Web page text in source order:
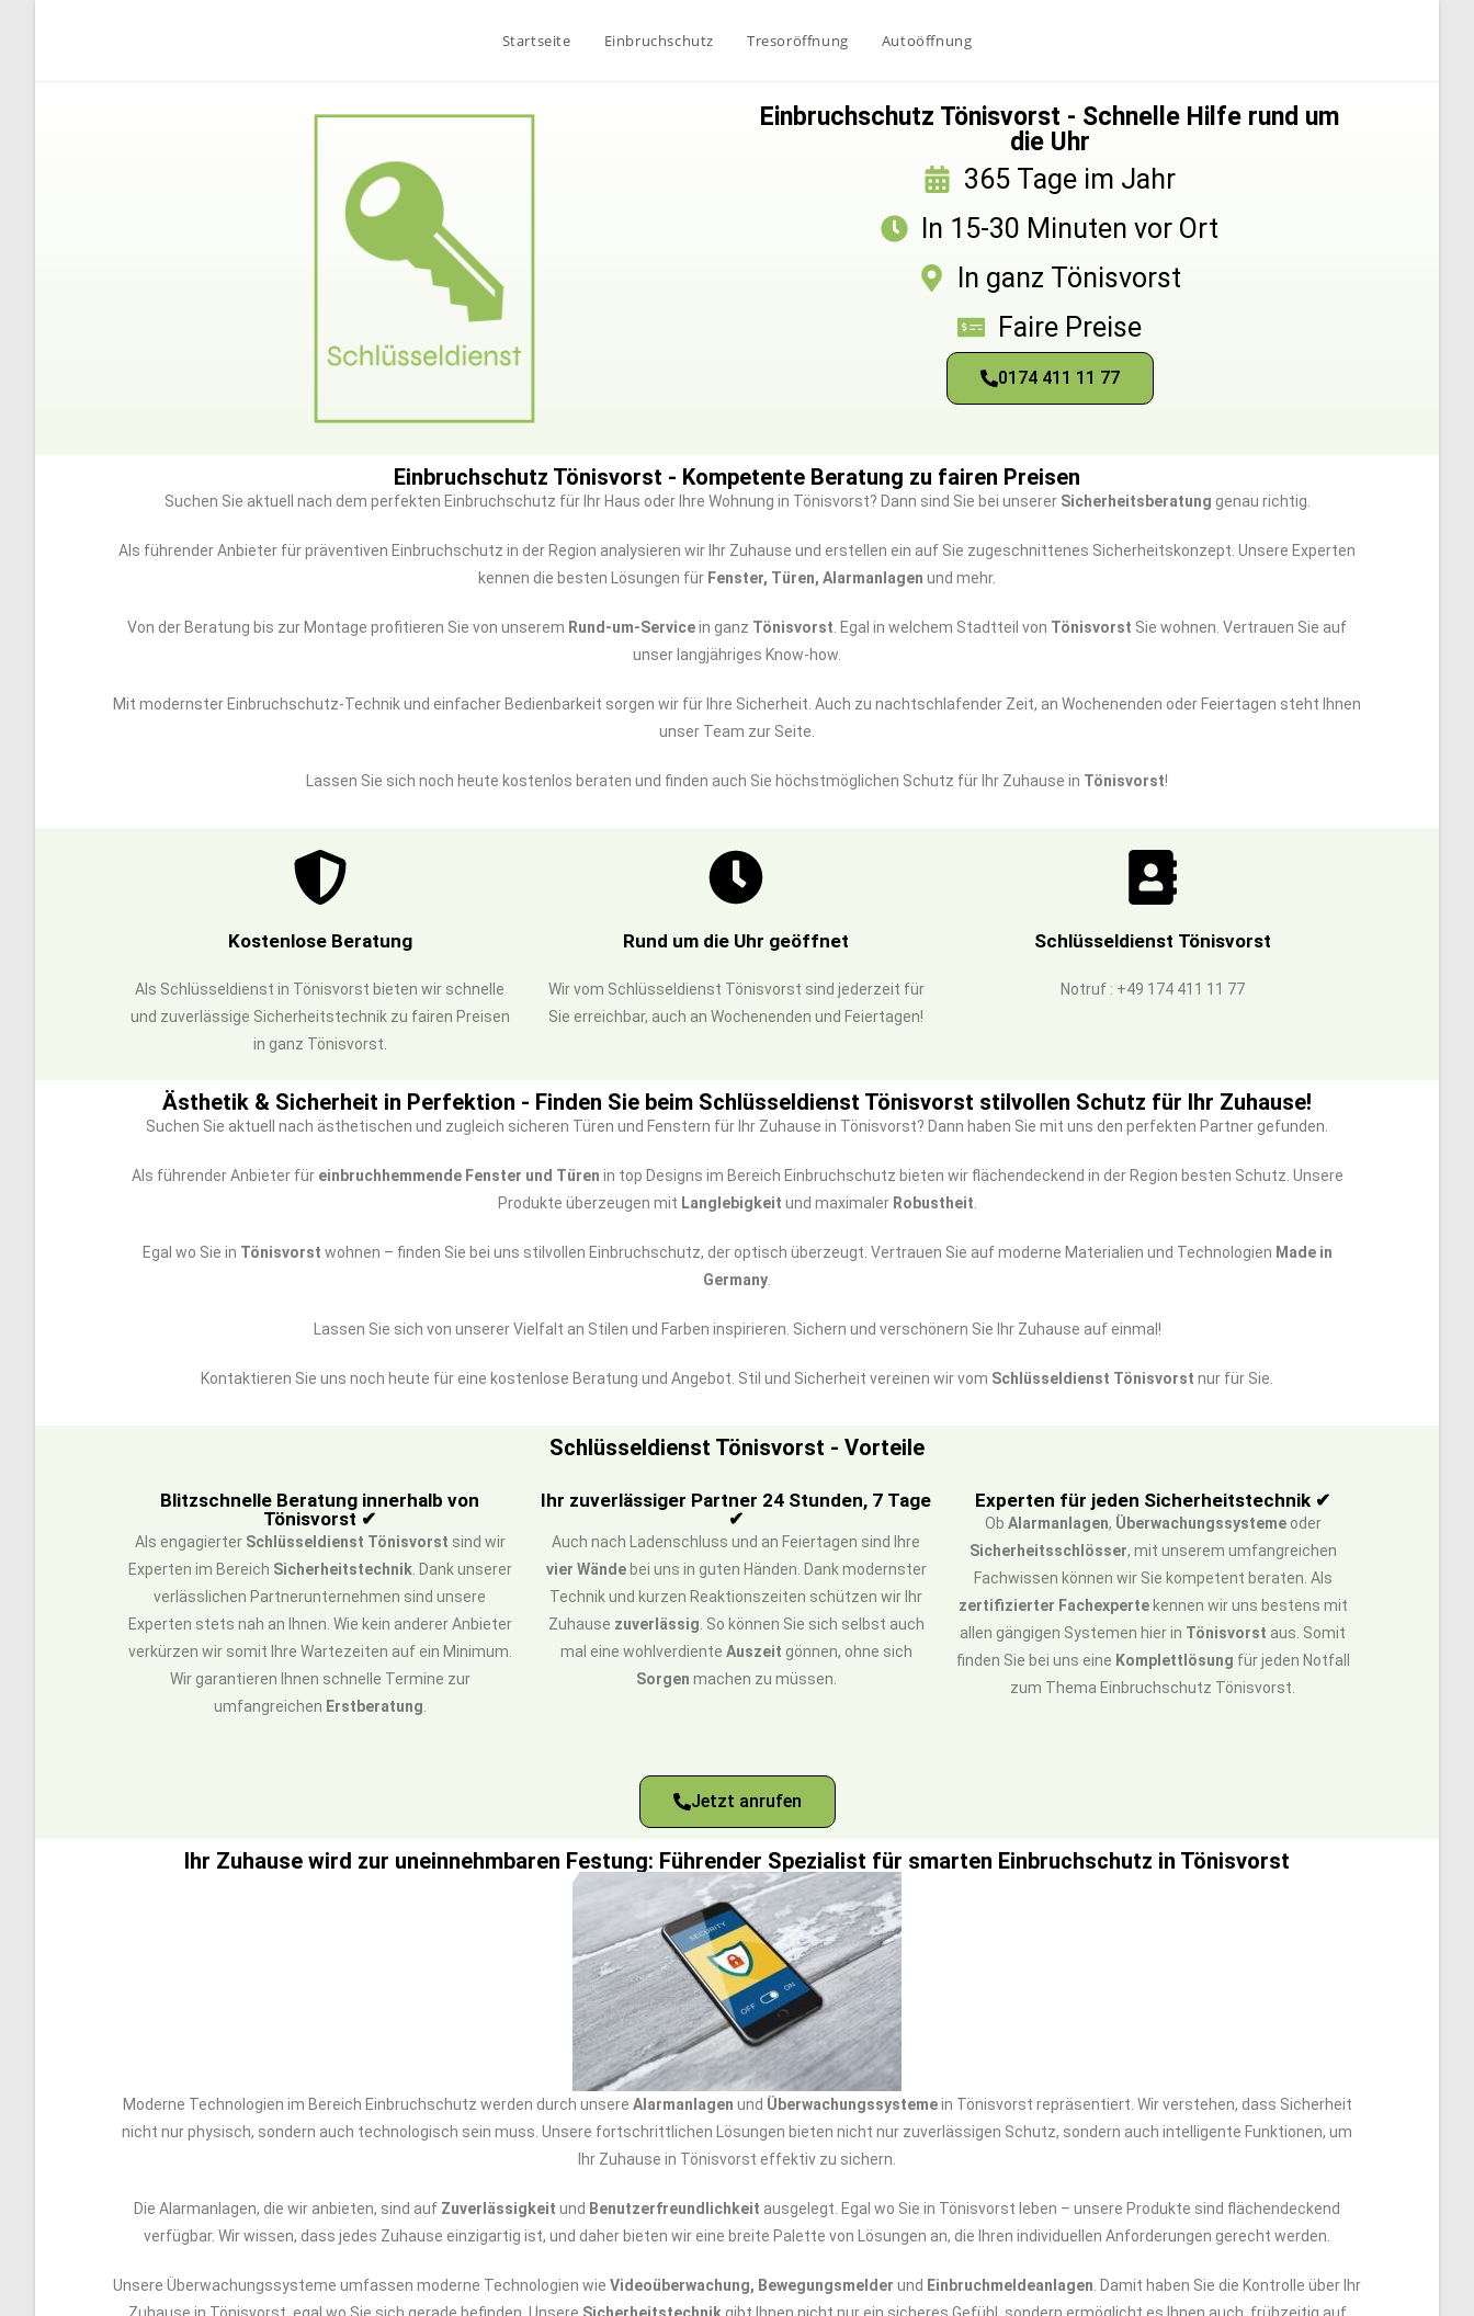
Startseite Einbruchschutz Tresoröffnung Autoöffnung
Einbruchschutz Tönisvorst - Schnelle Hilfe rund um
die Uhr
365 Tage im Jahr
In 15-30 Minuten vor Ort
In ganz Tönisvorst
Faire Preise
0174 411 11 77
Einbruchschutz Tönisvorst - Kompetente Beratung zu fairen Preisen
Suchen Sie aktuell nach dem perfekten Einbruchschutz für Ihr Haus oder Ihre Wohnung in Tönisvorst? Dann sind Sie bei unserer Sicherheitsberatung genau richtig.
Als führender Anbieter für präventiven Einbruchschutz in der Region analysieren wir Ihr Zuhause und erstellen ein auf Sie zugeschnittenes Sicherheitskonzept. Unsere Experten
kennen die besten Lösungen für Fenster, Türen, Alarmanlagen und mehr.
Von der Beratung bis zur Montage profitieren Sie von unserem Rund-um-Servicein ganz Tönisvorst . Egal in welchem Stadtteil von Tönisvorst Sie wohnen. Vertrauen Sie auf
unser langjähriges Know-how.
Mit modernster Einbruchschutz-Technik und einfacher Bedienbarkeit sorgen wir für Ihre Sicherheit. Auch zu nachtschlafender Zeit, an Wochenenden oder Feiertagen steht Ihnen
unser Team zur Seite.
Lassen Sie sich noch heute kostenlos beraten und finden auch Sie höchstmöglichen Schutz für Ihr Zuhause in Tönisvorst!
Kostenlose Beratung
Als Schlüsseldienst in Tönisvorst bieten wir schnelle
und zuverlässige Sicherheitstechnik zu fairen Preisen
in ganz Tönisvorst.
Rund um die Uhr geöffnet
Wir vom Schlüsseldienst Tönisvorst sind jederzeit für
Sie erreichbar, auch an Wochenenden und Feiertagen!
Schlüsseldienst Tönisvorst
Notruf : +49 174 411 11 77
Ästhetik & Sicherheit in Perfektion - Finden Sie beim Schlüsseldienst Tönisvorst stilvollen Schutz für Ihr Zuhause!
Suchen Sie aktuell nach ästhetischen und zugleich sicheren Türen und Fenstern für Ihr Zuhause in Tönisvorst? Dann haben Sie mit uns den perfekten Partner gefunden.
Als führender Anbieter für einbruchhemmende Fenster und Türen in top Designs im Bereich Einbruchschutz bieten wir flächendeckend in der Region besten Schutz. Unsere
Produkte überzeugen mit Langlebigkeit und maximaler Robustheit
Egal wo Sie in Tönisvorst wohnen – finden Sie bei uns stilvollen Einbruchschutz, der optisch überzeugt. Vertrauen Sie auf moderne Materialien und Technologien Made in
Germany
Lassen Sie sich von unserer Vielfalt an Stilen und Farben inspirieren. Sichern und verschönern Sie Ihr Zuhause auf einmal!
Kontaktieren Sie uns noch heute für eine kostenlose Beratung und Angebot. Stil und Sicherheit vereinen wir vom Schlüsseldienst Tönisvorst nur für Sie.
Schlüsseldienst Tönisvorst - Vorteile
Blitzschnelle Beratung innerhalb von
Tönisvorst ✔
Als engagierter Schlüsseldienst Tönisvorst sind wir
Experten im Bereich Sicherheitstechnik. Dank unserer
verlässlichen Partnerunternehmen sind unsere
Experten stets nah an Ihnen. Wie kein anderer Anbieter
verkürzen wir somit Ihre Wartezeiten auf ein Minimum.
Wir garantieren Ihnen schnelle Termine zur
umfangreichen Erstberatung
Ihr zuverlässiger Partner 24 Stunden, 7 Tage
✔
Auch nach Ladenschluss und an Feiertagen sind Ihre
vier Wändebei uns in guten Händen. Dank modernster
Technik und kurzen Reaktionszeiten schützen wir Ihr
Zuhause zuverlässig . So können Sie sich selbst auch
mal eine wohlverdiente Auszeit gönnen, ohne sich
Sorgen machen zu müssen.
Experten für jeden Sicherheitstechnik ✔
Ob Alarmanlagen, Überwachungssystemeoder
Sicherheitsschlösser, mit unserem umfangreichen
Fachwissen können wir Sie kompetent beraten. Als
zertifizierter Fachexpertekennen wir uns bestens mit
allen gängigen Systemen hier in Tönisvorst aus. Somit
finden Sie bei uns eine Komplettlösung für jeden Notfall
zum Thema Einbruchschutz Tönisvorst.
Jetzt anrufen
Ihr Zuhause wird zur uneinnehmbaren Festung: Führender Spezialist für smarten Einbruchschutz in Tönisvorst
Moderne Technologien im Bereich Einbruchschutz werden durch unsere Alarmanlagen und Überwachungssystemein Tönisvorst repräsentiert. Wir verstehen, dass Sicherheit
nicht nur physisch, sondern auch technologisch sein muss. Unsere fortschrittlichen Lösungen bieten nicht nur zuverlässigen Schutz, sondern auch intelligente Funktionen, um
Ihr Zuhause in Tönisvorst effektiv zu sichern.
Die Alarmanlagen, die wir anbieten, sind auf Zuverlässigkeit und Benutzerfreundlichkeit ausgelegt. Egal wo Sie in Tönisvorst leben – unsere Produkte sind flächendeckend
verfügbar. Wir wissen, dass jedes Zuhause einzigartig ist, und daher bieten wir eine breite Palette von Lösungen an, die Ihren individuellen Anforderungen gerecht werden.
Unsere Überwachungssysteme umfassen moderne Technologien wie Videoüberwachung, Bewegungsmelder und Einbruchmeldeanlagen . Damit haben Sie die Kontrolle über Ihr